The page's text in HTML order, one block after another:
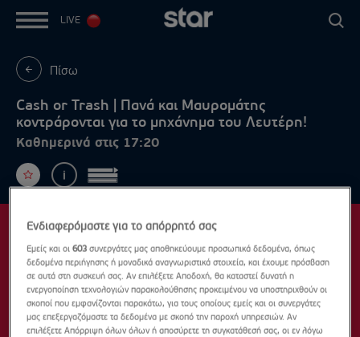
LIVE
Πίσω
Cash or Trash | Πανά και Μαυρομάτης
κοντράρονται για το μηχάνημα του Λευτέρη!
Καθημερινά στις 17:20
Ενδιαφερόμαστε για το απόρρητό σας
Εμείς και οι603 συνεργάτες μας αποθηκεύουμε προσωπικά δεδομένα, όπως
δεδομένα περιήγησης ή μοναδικά αναγνωριστικά στοιχεία, και έχουμε πρόσβαση
σε αυτά στη συσκευή σας. Αν επιλέξετε Αποδοχή, θα καταστεί δυνατή η
ενεργοποίηση τεχνολογιών παρακολούθησης προκειμένου να υποστηριχθούν οι
σκοποί που εμφανίζονται παρακάτω, για τους οποίους εμείς και οι συνεργάτες
μας επεξεργαζόμαστε τα δεδομένα με σκοπό την παροχή υπηρεσιών. Αν
επιλέξετε Απόρριψη όλων όλων ή αποσύρετε τη συγκατάθεσή σας, οι εν λόγω